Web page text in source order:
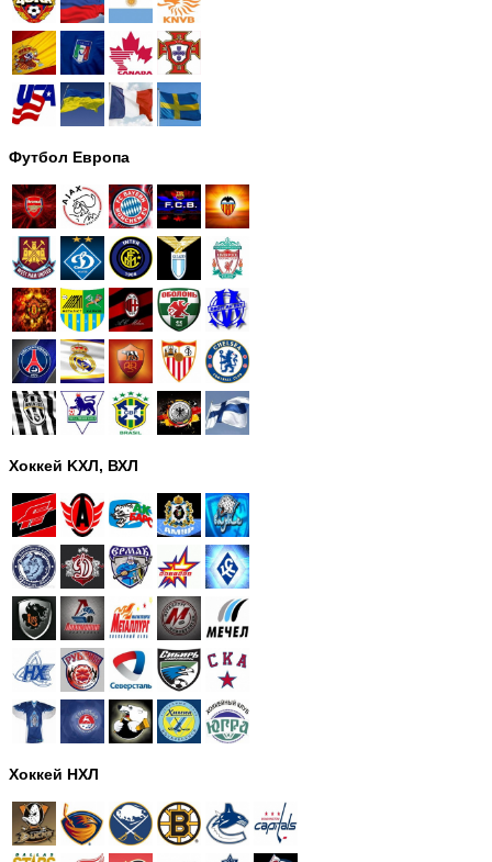
Футбол Европа
Хоккей KХЛ, ВХЛ
Хоккей НХЛ